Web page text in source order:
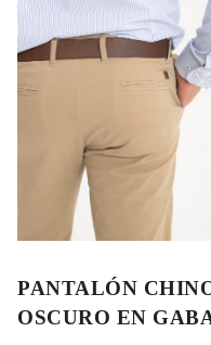
PANTALÓN
OSCURO EN